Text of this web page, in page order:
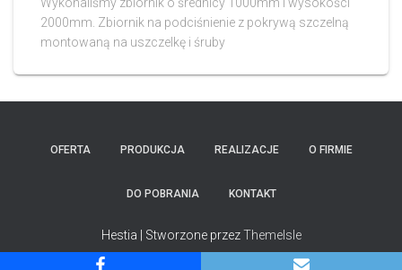
2000mm. Zbiornik na podciśnienie z pokrywą szczelną
montowaną na uszczelkę i śruby
OFERTA PRODUKCJA REALIZACJE O FIRMIE
DO POBRANIA KONTAKT
Hestia | Stworzone przezThemeIsle